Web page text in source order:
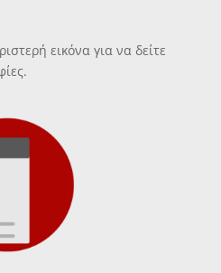
εικόνα για να δείτε